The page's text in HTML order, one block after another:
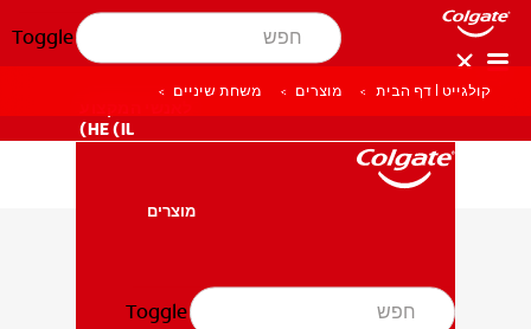
Toggle
HE (IL)
מוצרים
בריאות הפה
Toggle
קולגייט | דף הבית מוצרים משחת שיניים